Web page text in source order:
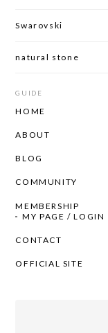
Swarovski
natural stone
GUIDE
HOME
ABOUT
BLOG
COMMUNITY
MEMBERSHIP
MY PAGE / LOGIN
CONTACT
OFFICIAL SITE